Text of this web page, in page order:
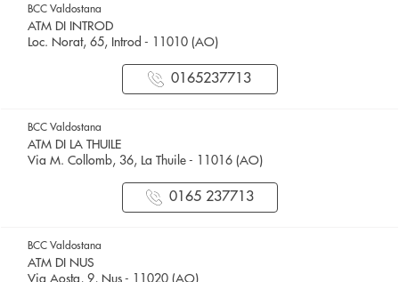
BCC Valdostana
ATM DI INTROD
Loc. Norat, 65, Introd - 11010 (AO)
0165237713
BCC Valdostana
ATM DI LA THUILE
Via M. Collomb, 36, La Thuile - 11016 (AO)
0165 237713
BCC Valdostana
ATM DI NUS
Via Aosta, 9, Nus - 11020 (AO)